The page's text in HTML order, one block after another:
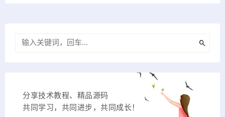
分享技术教程、精品源码
共同学习，共同进步，共同成长！